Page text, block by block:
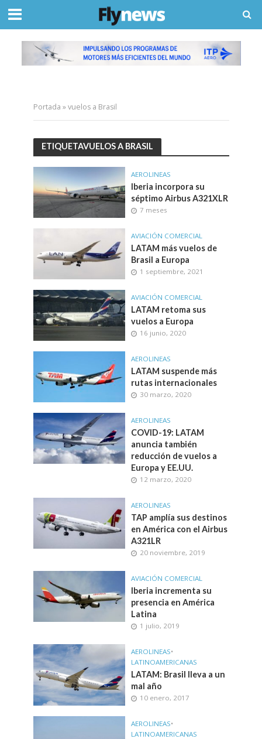
Portada »vuelos a Brasil
ETIQUETAVUELOS A BRASIL
AEROLINEAS
Iberia incorpora su
séptimo Airbus A321XLR
7 meses
AVIACIÓN COMERCIAL
LATAM más vuelos de
Brasil a Europa
1 septiembre, 2021
AVIACIÓN COMERCIAL
LATAM retoma sus
vuelos a Europa
16 junio, 2020
AEROLINEAS
LATAM suspende más
rutas internacionales
30 marzo, 2020
AEROLINEAS
COVID-19: LATAM
anuncia también
reducción de vuelos a
Europa y EE.UU.
12 marzo, 2020
AEROLINEAS
TAP amplía sus destinos
en América con el Airbus
A321LR
20 noviembre, 2019
AVIACIÓN COMERCIAL
Iberia incrementa su
presencia en América
Latina
1 julio, 2019
AEROLINEAS•
LATINOAMERICANAS
LATAM: Brasil lleva a un
mal año
10 enero, 2017
AEROLINEAS•
LATINOAMERICANAS